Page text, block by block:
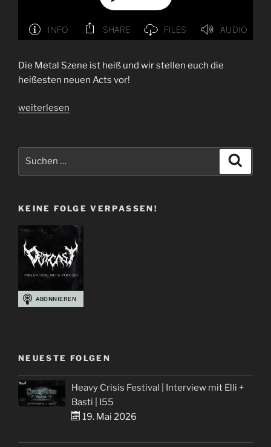
Die Metal Szene ist heiß und wir stellen euch die
heißesten neuen Acts vor!
„Folge
Who’s
Next!?
Newcomer“
weiterlesen
KEINE FOLGE VERPASSEN!
NEUESTE FOLGEN
Heavy Crisis Festival | Interview mit Elli +
Basti | I55
19. Mai 2026